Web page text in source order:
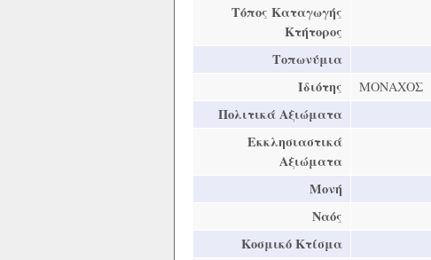
Τόπος Καταγωγής
Κτήτορος
Τοπωνύμια
Ιδιότης
ΜΟΝΑΧΟΣ
Πολιτικά Αξιώματα
Εκκλησιαστικά
Αξιώματα
Μονή
Ναός
Κοσμικό Κτίσμα